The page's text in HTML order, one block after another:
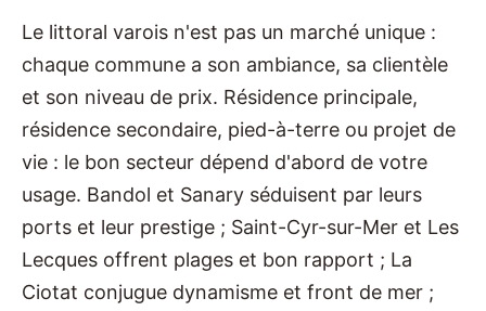
Le littoral varois n'est pas un marché unique :
chaque commune a son ambiance, sa clientèle
et son niveau de prix. Résidence principale,
résidence secondaire, pied-à-terre ou projet de
vie : le bon secteur dépend d'abord de votre
usage. Bandol et Sanary séduisent par leurs
ports et leur prestige ; Saint-Cyr-sur-Mer et Les
Lecques offrent plages et bon rapport ; La
Ciotat conjugue dynamisme et front de mer ;